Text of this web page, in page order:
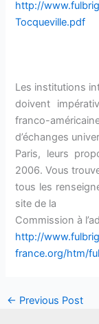
http://
Tocqueville.pdf
Les institutions
doivent
franco-
d’échanges
Paris, leurs
2006. Vous
tous les
site de la
Commission à
http://
france.org/htm/
← Previous Post